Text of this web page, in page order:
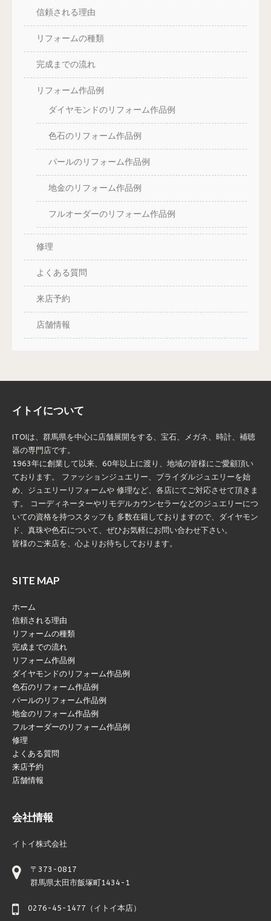
信頼される理由
リフォームの種類
完成までの流れ
リフォーム作品例
ダイヤモンドのリフォーム作品例
色石のリフォーム作品例
パールのリフォーム作品例
地金のリフォーム作品例
フルオーダーのリフォーム作品例
修理
よくある質問
来店予約
店舗情報
イトイについて
ITOIは、群馬県を中心に店舗展開をする、宝石、メガネ、時計、補聴
器の専門店です。
1963年に創業して以来、60年以上に渡り、地域の皆様にご愛顧頂い
ております。 ファッションジュエリー、ブライダルジュエリーを始
め、ジュエリーリフォームや 修理など、各店にてご対応させて頂きま
す。 コーディネーターやリモデルカウンセラーなどのジュエリーにつ
いての資格を持つスタッフも 多数在籍しておりますので、ダイヤモン
ド、真珠や色石について、ぜひお気軽にお問い合わせ下さい。
皆様のご来店を、心よりお待ちしております。
SITE MAP
ホーム
信頼される理由
リフォームの種類
完成までの流れ
リフォーム作品例
ダイヤモンドのリフォーム作品例
色石のリフォーム作品例
パールのリフォーム作品例
地金のリフォーム作品例
フルオーダーのリフォーム作品例
修理
よくある質問
来店予約
店舗情報
会社情報
イトイ株式会社
〒373-0817
群馬県太田市飯塚町1434-1
0276-45-1477（イトイ本店）